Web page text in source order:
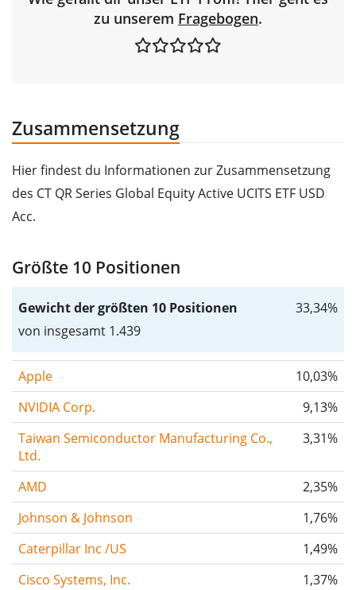
zu unserem Fragebogen.
Zusammensetzung
Hier findest du Informationen zur Zusammensetzung
des CT QR Series Global Equity Active UCITS ETF USD
Acc.
Größte 10 Positionen
Gewicht der größten 10 Positionen
von insgesamt 1.439
33,34%
Apple
10,03%
NVIDIA Corp.
9,13%
Taiwan Semiconductor Manufacturing Co.,
Ltd.
3,31%
AMD
2,35%
Johnson & Johnson
1,76%
Caterpillar Inc /US
1,49%
Cisco Systems, Inc.
1,37%